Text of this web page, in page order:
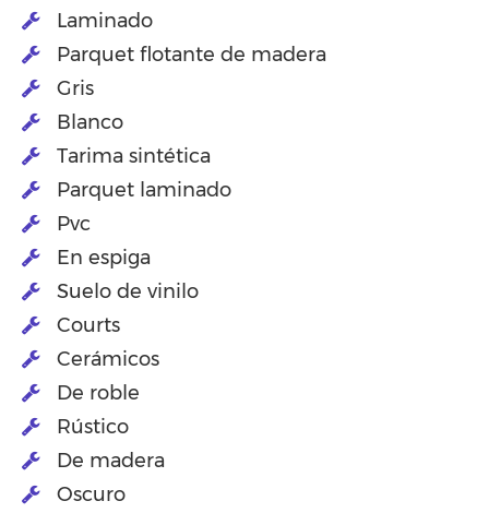
Laminado
Parquet flotante de madera
Gris
Blanco
Tarima sintética
Parquet laminado
Pvc
En espiga
Suelo de vinilo
Courts
Cerámicos
De roble
Rústico
De madera
Oscuro